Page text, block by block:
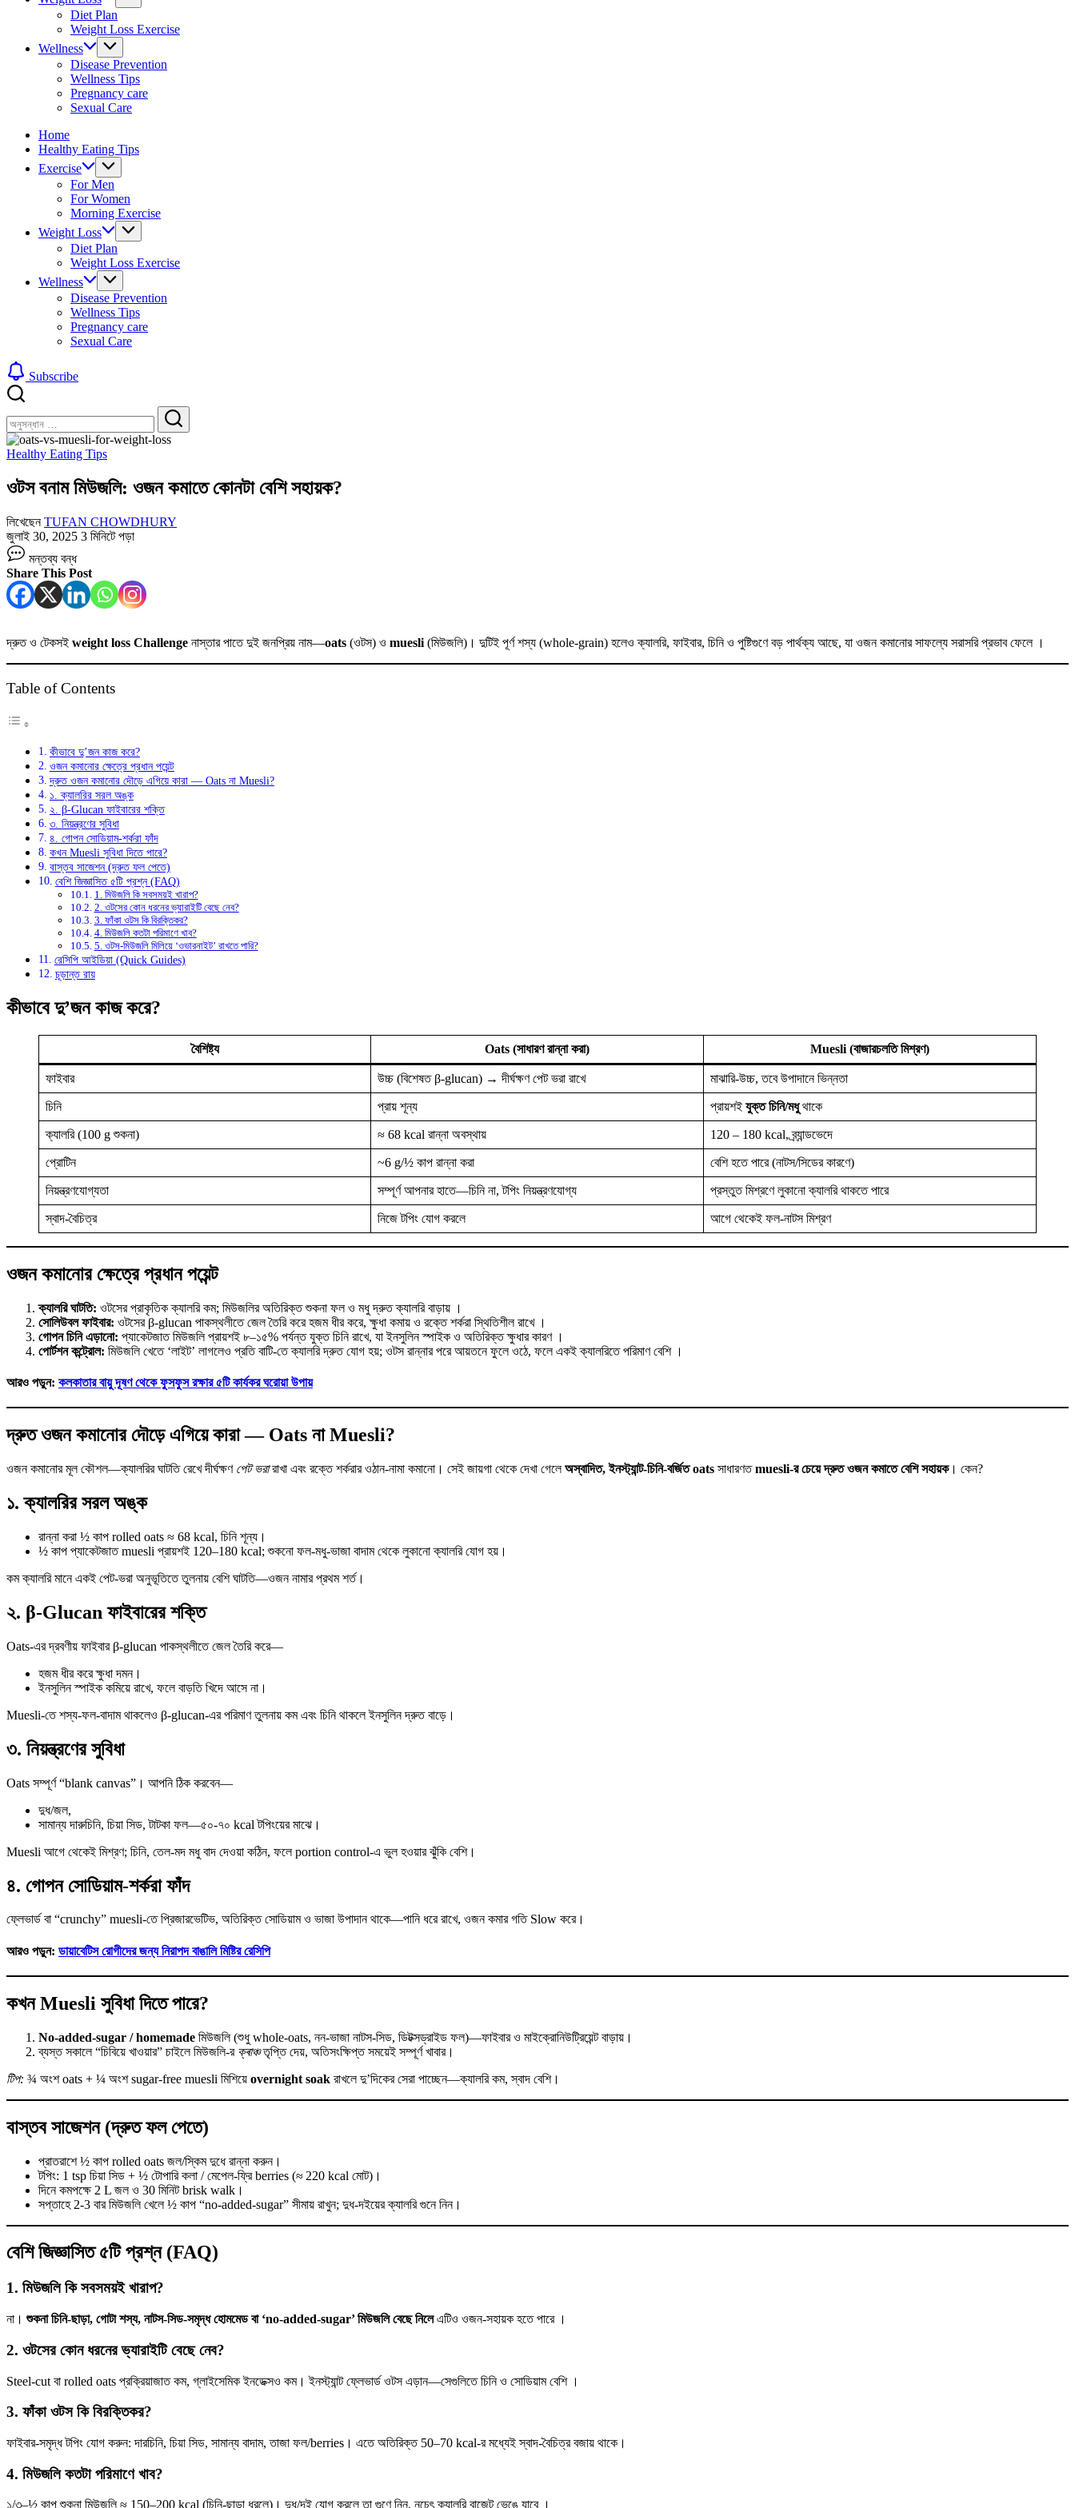
fitness
Diet Plan
Weight Loss Exercise
Wellness
Disease Prevention
Wellness Tips
Pregnancy care
Sexual Care
Home
Healthy Eating Tips
Exercise
For Men
For Women
Morning Exercise
Weight Loss
Diet Plan
Weight Loss Exercise
Wellness
Disease Prevention
Wellness Tips
Pregnancy care
Sexual Care
Subscribe
করুন
খুঁজুন
খুঁজুন
Healthy Eating Tips
ওটস বনাম মিউজলি: ওজন কমাতে কোনটা বেশি সহায়ক?
লিখেছেনTUFAN CHOWDHURY
জুলাই 30, 2025 3 মিনিটে পড়া
বনাম
মিউজলি:
ওজন
কমাতে
বেশি
সহায়ক?
তে
মন্তব্য বন্ধ
Share This Post
দ্রুত ও টেকসই weight loss Challenge নাস্তার পাতে দুই জনপ্রিয় নাম—oats (ওটস) ও muesli (মিউজলি)। দুটিই পূর্ণ শস্য (whole-grain) হলেও ক্যালরি, ফাইবার, চিনি ও পুষ্টিগুণে বড় পার্থক্য আছে, যা ওজন কমানোর সাফল্যে সরাসরি প্রভাব ফেলে ।
Table of Contents
কীভাবে দু’জন কাজ করে?
ওজন কমানোর ক্ষেত্রে প্রধান পয়েন্ট
দ্রুত ওজন কমানোর দৌড়ে এগিয়ে কারা — Oats না Muesli?
১. ক্যালরির সরল অঙ্ক
২. β-Glucan ফাইবারের শক্তি
৩. নিয়ন্ত্রণের সুবিধা
৪. গোপন সোডিয়াম-শর্করা ফাঁদ
কখন Muesli সুবিধা দিতে পারে?
বাস্তব সাজেশন (দ্রুত ফল পেতে)
বেশি জিজ্ঞাসিত ৫টি প্রশ্ন (FAQ)
1. মিউজলি কি সবসময়ই খারাপ?
2. ওটসের কোন ধরনের ভ্যারাইটি বেছে নেব?
3. ফাঁকা ওটস কি বিরক্তিকর?
4. মিউজলি কতটা পরিমাণে খাব?
5. ওটস-মিউজলি মিলিয়ে ‘ওভারনাইট’ রাখতে পারি?
রেসিপি আইডিয়া (Quick Guides)
চূড়ান্ত রায়
কীভাবে দু’জন কাজ করে?
বৈশিষ্ট্য Oats (সাধারণ রান্না করা) Muesli (বাজারচলতি মিশ্রণ)
ফাইবার উচ্চ (বিশেষত β-glucan) → দীর্ঘক্ষণ পেট ভরা রাখে মাঝারি-উচ্চ, তবে উপাদানে ভিন্নতা
চিনি প্রায় শূন্য প্রায়শই যুক্ত চিনি/মধুথাকে
ক্যালরি (100 g শুকনা) ≈ 68 kcal রান্না অবস্থায় 120 – 180 kcal, ব্র্যান্ডভেদে
প্রোটিন ~6 g/½ কাপ রান্না করা বেশি হতে পারে (নাটস/সিডের কারণে)
নিয়ন্ত্রণযোগ্যতা সম্পূর্ণ আপনার হাতে—চিনি না, টপিং নিয়ন্ত্রণযোগ্য প্রস্তুত মিশ্রণে লুকানো ক্যালরি থাকতে পারে
স্বাদ-বৈচিত্র নিজে টপিং যোগ করলে আগে থেকেই ফল-নাটস মিশ্রণ
ওজন কমানোর ক্ষেত্রে প্রধান পয়েন্ট
ক্যালরি ঘাটতি: ওটসের প্রাকৃতিক ক্যালরি কম; মিউজলির অতিরিক্ত শুকনা ফল ও মধু দ্রুত ক্যালরি বাড়ায় ।
সোলিউবল ফাইবার: ওটসের β-glucan পাকস্থলীতে জেল তৈরি করে হজম ধীর করে, ক্ষুধা কমায় ও রক্তে শর্করা স্থিতিশীল রাখে ।
গোপন চিনি এড়ানো: প্যাকেটজাত মিউজলি প্রায়শই ৮–১৫% পর্যন্ত যুক্ত চিনি রাখে, যা ইনসুলিন স্পাইক ও অতিরিক্ত ক্ষুধার কারণ ।
পোর্টশন কন্ট্রোল: মিউজলি খেতে ‘লাইট’ লাগলেও প্রতি বাটি-তে ক্যালরি দ্রুত যোগ হয়; ওটস রান্নার পরে আয়তনে ফুলে ওঠে, ফলে একই ক্যালরিতে পরিমাণ বেশি ।
আরও পড়ুন: কলকাতার বায়ু দূষণ থেকে ফুসফুস রক্ষার ৫টি কার্যকর ঘরোয়া উপায়
দ্রুত ওজন কমানোর দৌড়ে এগিয়ে কারা — Oats না Muesli?
ওজন কমানোর মূল কৌশল—ক্যালরির ঘাটতি রেখে দীর্ঘক্ষণ পেট ভরারাখা এবং রক্তে শর্করার ওঠান-নামা কমানো। সেই জায়গা থেকে দেখা গেলেঅস্বাদিত, ইনস্ট্যান্ট-চিনি-বর্জিত oats সাধারণতmuesli-র চেয়ে দ্রুত ওজন কমাতে বেশি সহায়ক। কেন?
১. ক্যালরির সরল অঙ্ক
রান্না করা ½ কাপ rolled oats ≈ 68 kcal, চিনি শূন্য।
½ কাপ প্যাকেটজাত muesli প্রায়শই 120–180 kcal; শুকনো ফল-মধু-ভাজা বাদাম থেকে লুকানো ক্যালরি যোগ হয়।
কম ক্যালরি মানে একই পেট-ভরা অনুভূতিতে তুলনায় বেশি ঘাটতি—ওজন নামার প্রথম শর্ত।
২. β-Glucan ফাইবারের শক্তি
Oats-এর দ্রবণীয় ফাইবার β-glucan পাকস্থলীতে জেল তৈরি করে—
হজম ধীর করে ক্ষুধা দমন।
ইনসুলিন স্পাইক কমিয়ে রাখে, ফলে বাড়তি খিদে আসে না।
Muesli-তে শস্য-ফল-বাদাম থাকলেও β-glucan-এর পরিমাণ তুলনায় কম এবং চিনি থাকলে ইনসুলিন দ্রুত বাড়ে।
৩. নিয়ন্ত্রণের সুবিধা
Oats সম্পূর্ণ “blank canvas”। আপনি ঠিক করবেন—
দুধ/জল,
সামান্য দারুচিনি, চিয়া সিড, টাটকা ফল—৫০-৭০ kcal টপিংয়ের মাঝে।
Muesli আগে থেকেই মিশ্রণ; চিনি, তেল-মদ মধু বাদ দেওয়া কঠিন, ফলে portion control-এ ভুল হওয়ার ঝুঁকি বেশি।
৪. গোপন সোডিয়াম-শর্করা ফাঁদ
ফ্লেভার্ড বা “crunchy” muesli-তে প্রিজারভেটিভ, অতিরিক্ত সোডিয়াম ও ভাজা উপাদান থাকে—পানি ধরে রাখে, ওজন কমার গতি Slow করে।
আরও পড়ুন: ডায়াবেটিস রোগীদের জন্য নিরাপদ বাঙালি মিষ্টির রেসিপি
কখন Muesli সুবিধা দিতে পারে?
No-added-sugar / homemade মিউজলি (শুধু whole-oats, নন-ভাজা নাটস-সিড, ডিটক্সড্রাইড ফল)—ফাইবার ও মাইক্রোনিউট্রিয়েন্ট বাড়ায়।
ব্যস্ত সকালে “চিবিয়ে খাওয়ার” চাইলে মিউজলি-র ক্ৰাঞ্চতৃপ্তি দেয়, অতিসংক্ষিপ্ত সময়েই সম্পূর্ণ খাবার।
টিপ: ¾ অংশ oats + ¼ অংশ sugar-free muesli মিশিয়ে overnight soak রাখলে দু’দিকের সেরা পাচ্ছেন—ক্যালরি কম, স্বাদ বেশি।
বাস্তব সাজেশন (দ্রুত ফল পেতে)
প্রাতরাশে ½ কাপ rolled oats জল/স্কিম দুধে রান্না করুন।
টপিং: 1 tsp চিয়া সিড + ½ টোপারি কলা / মেপেল-ফ্রি berries (≈ 220 kcal মোট)।
দিনে কমপক্ষে 2 L জল ও 30 মিনিট brisk walk।
সপ্তাহে 2-3 বার মিউজলি খেলে ½ কাপ “no-added-sugar” সীমায় রাখুন; দুধ-দইয়ের ক্যালরি গুনে নিন।
বেশি জিজ্ঞাসিত ৫টি প্রশ্ন (FAQ)
1. মিউজলি কি সবসময়ই খারাপ?
না।শুকনা চিনি-ছাড়া, গোটা শস্য, নাটস-সিড-সমৃদ্ধ হোমমেড বা ‘no-added-sugar’ মিউজলি বেছে নিলেএটিও ওজন-সহায়ক হতে পারে ।
2. ওটসের কোন ধরনের ভ্যারাইটি বেছে নেব?
Steel-cut বা rolled oats প্রক্রিয়াজাত কম, গ্লাইসেমিক ইনডেক্সও কম। ইনস্ট্যান্ট ফ্লেভার্ড ওটস এড়ান—সেগুলিতে চিনি ও সোডিয়াম বেশি ।
3. ফাঁকা ওটস কি বিরক্তিকর?
ফাইবার-সমৃদ্ধ টপিং যোগ করুন: দারচিনি, চিয়া সিড, সামান্য বাদাম, তাজা ফল/berries। এতে অতিরিক্ত 50–70 kcal-র মধ্যেই স্বাদ-বৈচিত্র বজায় থাকে।
4. মিউজলি কতটা পরিমাণে খাব?
১/৩–½ কাপ শুকনা মিউজলি ≈ 150–200 kcal (চিনি-ছাড়া ধরলে)। দুধ/দই যোগ করলে তা গুণে নিন, নচেৎ ক্যালরি বাজেট ভেঙে যাবে ।